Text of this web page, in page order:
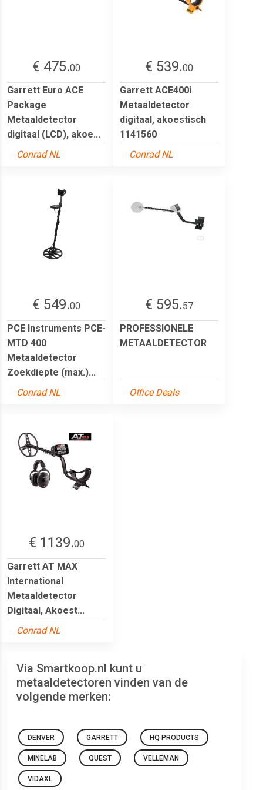
€ 475.00
Garrett Euro ACE
Package
Metaaldetector
digitaal (LCD), akoe...
Conrad NL
€ 539.00
Garrett ACE400i
Metaaldetector
digitaal, akoestisch
1141560
Conrad NL
€ 549.00
PCE Instruments PCE-
MTD 400
Metaaldetector
Zoekdiepte (max.)...
Conrad NL
€ 595.57
PROFESSIONELE
METAALDETECTOR
Office Deals
€ 1139.00
Garrett AT MAX
International
Metaaldetector
Digitaal, Akoest...
Conrad NL
Via Smartkoop.nl kunt u
metaaldetectoren vinden van de
volgende merken:
DENVER GARRETT HQ PRODUCTS
MINELAB QUEST VELLEMAN
VIDAXL